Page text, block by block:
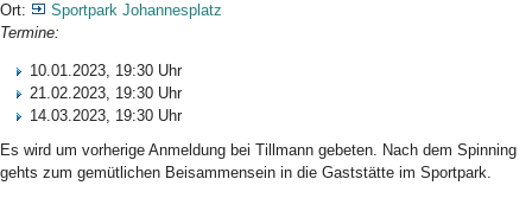
Ort:
Sportpark Johannesplatz
Termine:
10.01.2023, 19:30 Uhr
21.02.2023, 19:30 Uhr
14.03.2023, 19:30 Uhr
Es wird um vorherige Anmeldung bei Tillmann gebeten. Nach dem Spinning
gehts zum gemütlichen Beisammensein in die Gaststätte im Sportpark.